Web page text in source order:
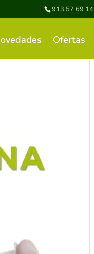
913 57 69 14
Ofertas